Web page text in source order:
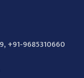
+91-9685310660